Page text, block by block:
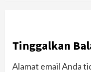
Tinggalkan
Alamat email Anda